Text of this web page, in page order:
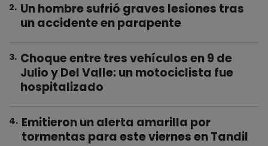
2. Un hombre sufrió graves lesiones tras
un accidente en parapente
3. Choque entre tres vehículos en 9 de
Julio y Del Valle: un motociclista fue
hospitalizado
4. Emitieron un alerta amarilla por
tormentas para este viernes en Tandil